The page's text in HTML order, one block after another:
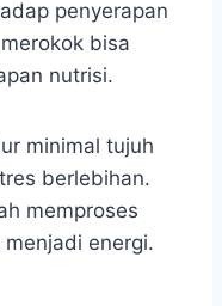
penyerapan
bisa
nutrisi.
minimal tujuh
berlebihan.
memproses
energi.